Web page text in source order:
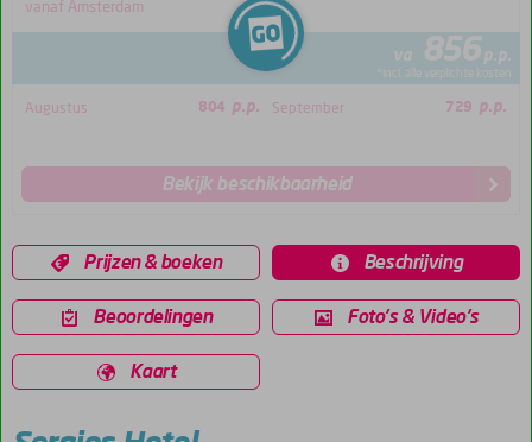
vanaf Amsterdam
va 856 p.p.
*incl. alle verplichte kosten
Augustus 804 p.p. September 729 p.p.
Bekijk beschikbaarheid
Prijzen & boeken Beschrijving
Beoordelingen Foto's & Video's
Kaart